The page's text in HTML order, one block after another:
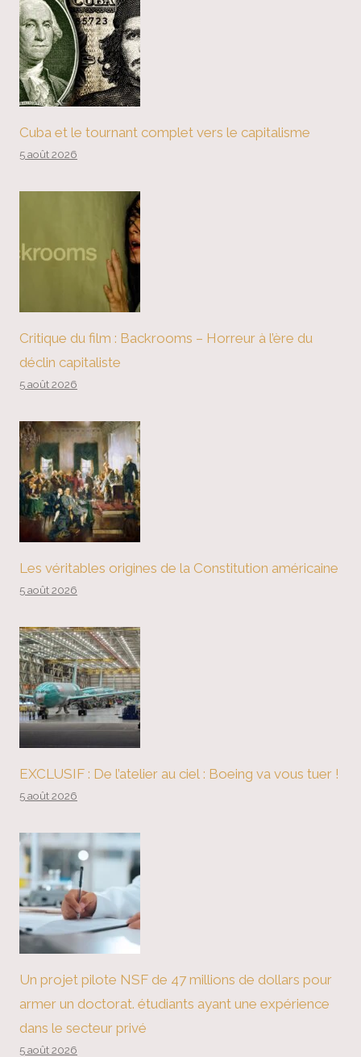
Cuba et le tournant complet vers le capitalisme
5 août 2026
Critique du film : Backrooms – Horreur à l’ère du
déclin capitaliste
5 août 2026
Les véritables origines de la Constitution américaine
5 août 2026
EXCLUSIF : De l’atelier au ciel : Boeing va vous tuer !
5 août 2026
Un projet pilote NSF de 47 millions de dollars pour
armer un doctorat. étudiants ayant une expérience
dans le secteur privé
5 août 2026